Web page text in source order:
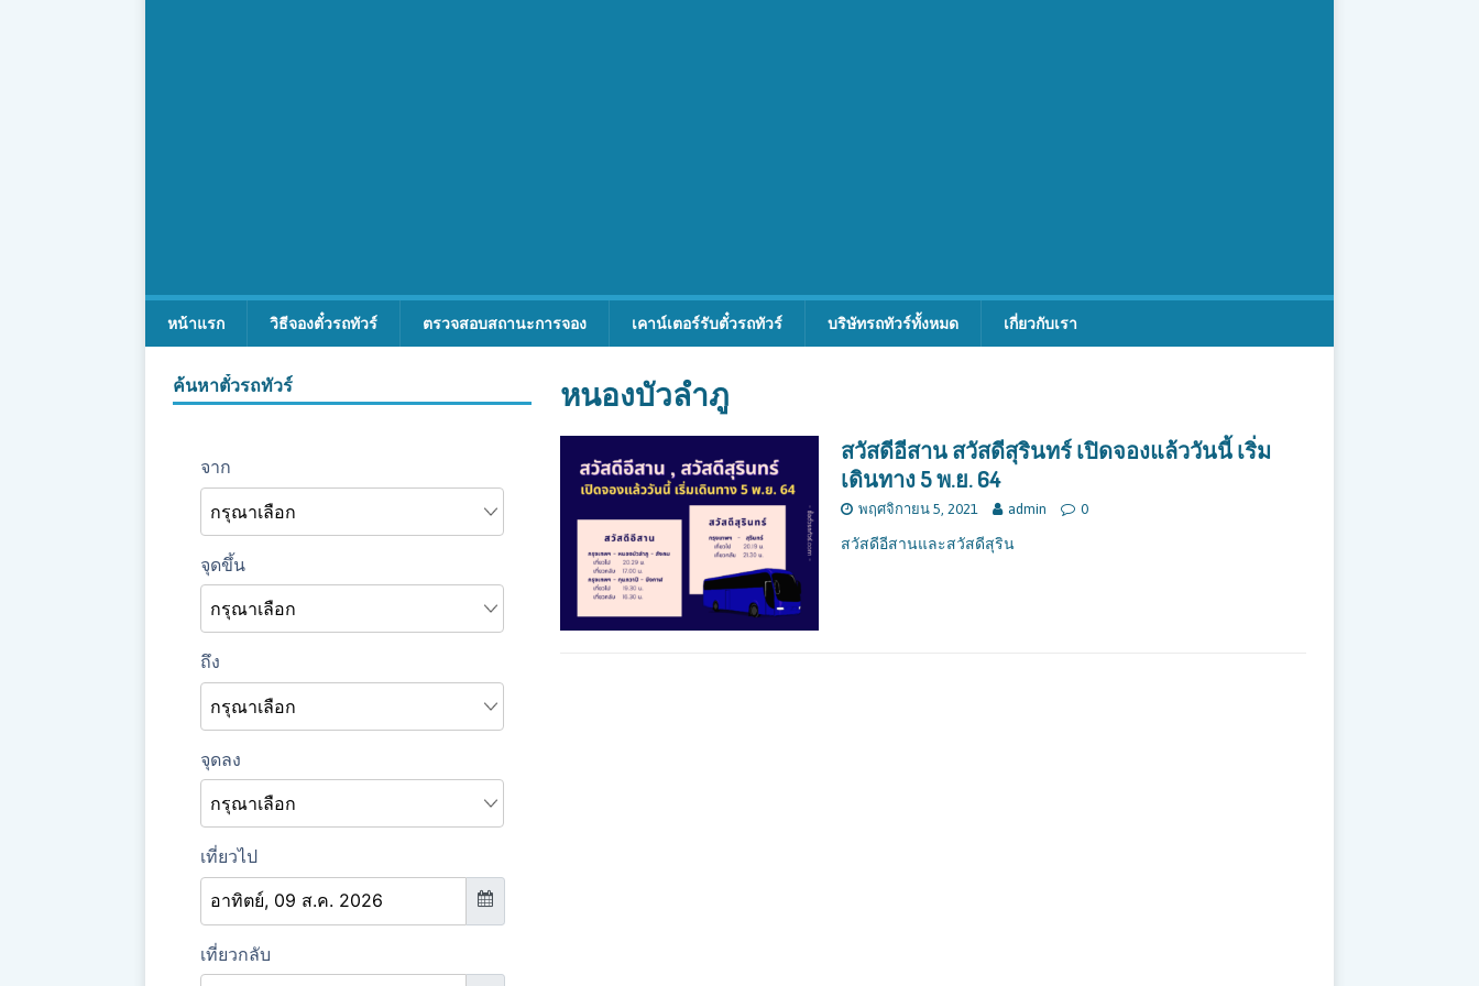
หน้าแรก วิธีจองตั๋วรถทัวร์ ตรวจสอบสถานะการจอง เคาน์เตอร์รับตั๋วรถทัวร์ บริษัทรถทัวร์ทั้งหมด เกี่ยวกับเรา
หนองบัวลำภู
สวัสดีอีสาน สวัสดีสุรินทร์ เปิดจองแล้ววันนี้ เริ่ม
เดินทาง 5 พ.ย. 64
พฤศจิกายน 5, 2021 admin 0
สวัสดีอีสานและสวัสดีสุริน
ค้นหาตั๋วรถทัวร์